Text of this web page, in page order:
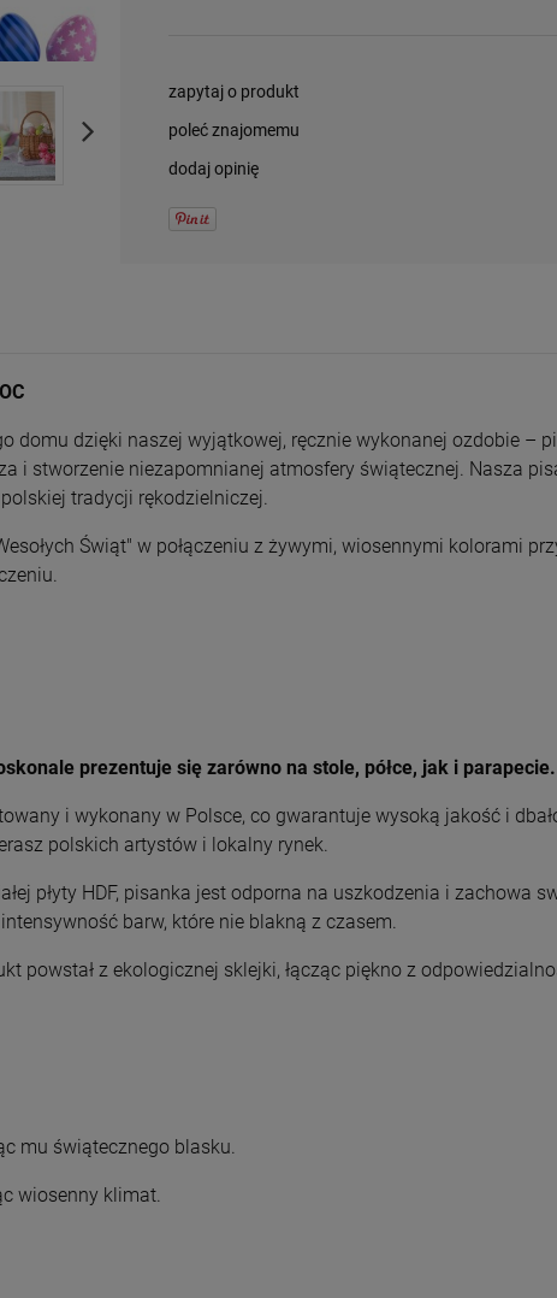
zapytaj o produkt
poleć znajomemu
dodaj opinię
domu dzięki naszej wyjątkowej, ręcznie wykonanej ozdobie –
i stworzenie niezapomnianej atmosfery świątecznej. Nasza
tradycji rękodzielniczej.
Świąt" w połączeniu z żywymi, wiosennymi kolorami
prezentuje się zarówno na stole, półce, jak i parapecie.
i wykonany w Polsce, co gwarantuje wysoką jakość i
polskich artystów i lokalny rynek.
płyty HDF, pisanka jest odporna na uszkodzenia i zachowa
barw, które nie blakną z czasem.
powstał z ekologicznej sklejki, łącząc piękno z
mu świątecznego blasku.
wiosenny klimat.